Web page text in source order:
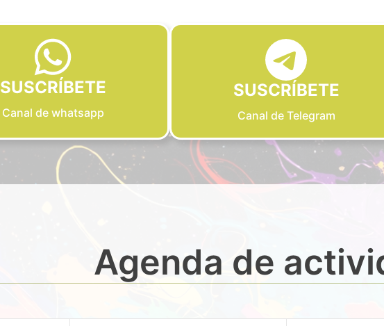
SUSCRÍBETE
Canal de whatsapp
SUSCRÍBETE
Canal de Telegram
Agenda de